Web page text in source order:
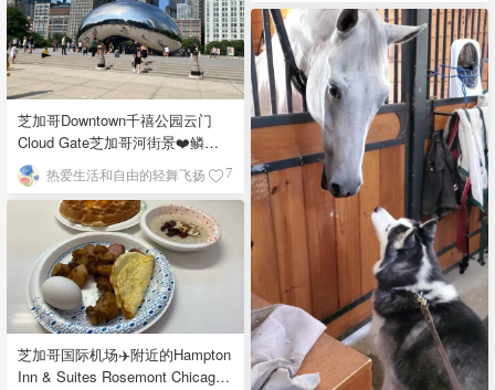
芝加哥Downtown千禧公园云门
Cloud Gate芝加哥河街景❤️鳞次
栉比的高楼
热爱生活和自由的轻舞飞扬 7
芝加哥国际机场✈️附近的Hampton
Inn & Suites Rosemont Chicago